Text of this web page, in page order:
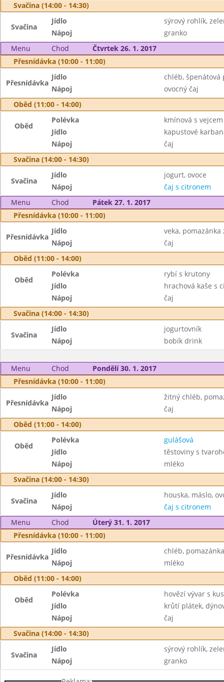
Svačina (14:00 - 14:30)
Svačina
Jídlo
sýrový rohlík,
Nápoj
granko
Menu
Chod
Čtvrtek 26. 1. 2017
Přesnídávka (10:00 - 11:00)
Přesnídávka
Jídlo
chléb, špenátová
Nápoj
ovocný čaj
Oběd (11:00 - 14:00)
Oběd
Polévka
kmínová s vejcem
Jídlo
kapustové
Nápoj
čaj
Svačina (14:00 - 14:30)
Svačina
Jídlo
jogurt, ovoce
Nápoj
čaj s citronem
Menu
Chod
Pátek 27. 1. 2017
Přesnídávka (10:00 - 11:00)
Přesnídávka
Jídlo
veka, pomazánka
Nápoj
čaj
Oběd (11:00 - 14:00)
Oběd
Polévka
rybí s krutony
Jídlo
hrachová kaše s
Nápoj
čaj
Svačina (14:00 - 14:30)
Svačina
Jídlo
jogurtovník
Nápoj
bobík drink
Menu Chod
Pondělí 30. 1. 2017
Přesnídávka (10:00 - 11:00)
Přesnídávka
Jídlo
žitný chléb,
Nápoj
čaj
Oběd (11:00 - 14:00)
Oběd
Polévka
gulášová
Jídlo
těstoviny s
Nápoj
mléko
Svačina (14:00 - 14:30)
Svačina
Jídlo
houska, máslo,
Nápoj
čaj s citronem
Menu
Chod
Úterý 31. 1. 2017
Přesnídávka (10:00 - 11:00)
Přesnídávka
Jídlo
chléb,
Nápoj
mléko
Oběd (11:00 - 14:00)
Oběd
Polévka
hovězí vývar s
Jídlo
krůtí plátek,
Nápoj
čaj
Svačina (14:00 - 14:30)
Svačina
Jídlo
sýrový rohlík,
Nápoj
granko